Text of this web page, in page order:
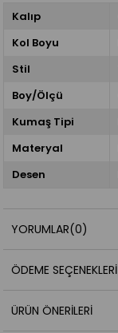
Kalıp
Kol Boyu
Stil
Boy/Ölçü
Kumaş Tipi
Materyal
Desen
YORUMLAR(0)
ÖDEME SEÇENEKLERI
ÜRÜN ÖNERILERI